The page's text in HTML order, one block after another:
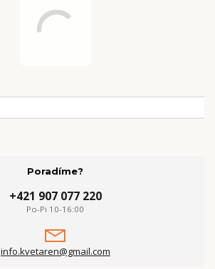
Poradíme?
+421 907 077 220
Po-Pi 10-16:00
info.kvetaren@gmail.com